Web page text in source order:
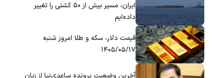
ایران، مسیر بیش از ۵۰ کشتی را تغییر
داده‌ایم
قیمت دلار، سکه و طلا امروز شنبه
۱۴۰۵/۰۵/۱۷
آخرین وضعیت پرونده ساعدی‌نیا از زبان